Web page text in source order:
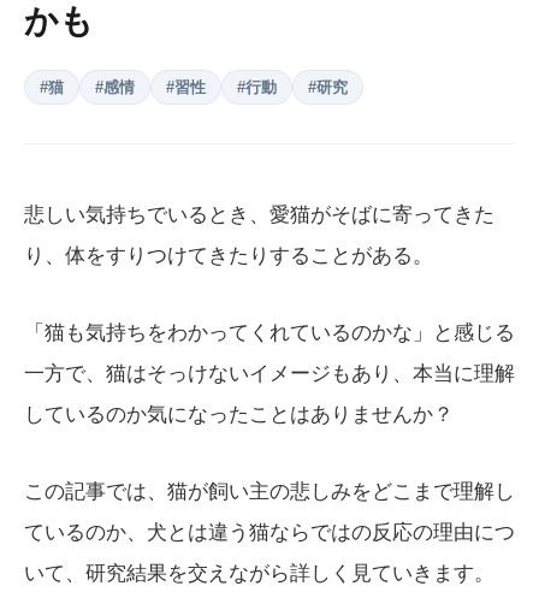
かも
#猫 #感情 #習性 #行動 #研究
悲しい気持ちでいるとき、愛猫がそばに寄ってきた
り、体をすりつけてきたりすることがある。
「猫も気持ちをわかってくれているのかな」と感じる
一方で、猫はそっけないイメージもあり、本当に理解
しているのか気になったことはありませんか？
この記事では、猫が飼い主の悲しみをどこまで理解し
ているのか、犬とは違う猫ならではの反応の理由につ
いて、研究結果を交えながら詳しく見ていきます。